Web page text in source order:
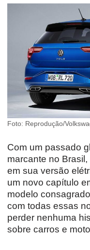
Foto: Reprodução/
Com um passado
marcante no
em sua versão
um novo capítulo
modelo
com todas essas
perder nenhuma
sobre carros e